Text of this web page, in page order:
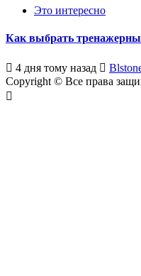
Это интересно
Как выбрать
4 дня тому назад
Copyright © Все права